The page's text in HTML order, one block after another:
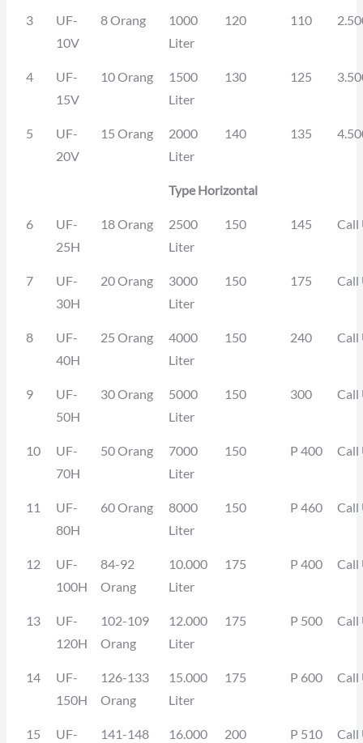
3
UF-
10V
8 Orang
1000
Liter
120 110
4
UF-
15V
10 Orang
1500
Liter
130 125
5
UF-
20V
15 Orang
2000
Liter
140 135
Type Horizontal
6
UF-
25H
18 Orang
2500
Liter
150 145 Call
7
UF-
30H
20 Orang
3000
Liter
150 175 Call
8
UF-
40H
25 Orang
4000
Liter
150 240 Call
9
UF-
50H
30 Orang
5000
Liter
150 300 Call
10
UF-
70H
50 Orang
7000
Liter
150 P 400 Call
11
UF-
80H
60 Orang
8000
Liter
150 P 460 Call
12
UF-
100H
84-92
Orang
10.000
Liter
175 P 400 Call
13
UF-
120H
102-109
Orang
12.000
Liter
175 P 500 Call
14
UF-
150H
126-133
Orang
15.000
Liter
175 P 600 Call
15
UF-
141-148
16.000
200 P 510 Call